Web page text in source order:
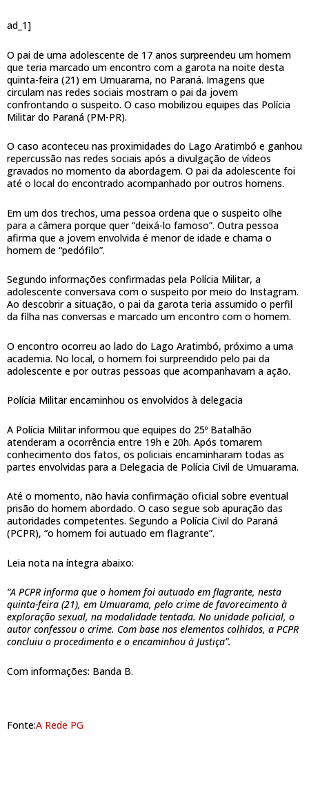
ad_1]
O pai de uma adolescente de 17 anos surpreendeu um homem
que teria marcado um encontro com a garota na noite desta
quinta-feira (21) em Umuarama, no Paraná. Imagens que
circulam nas redes sociais mostram o pai da jovem
confrontando o suspeito. O caso mobilizou equipes das Polícia
Militar do Paraná (PM-PR).
O caso aconteceu nas proximidades do Lago Aratimbó e ganhou
repercussão nas redes sociais após a divulgação de vídeos
gravados no momento da abordagem. O pai da adolescente foi
até o local do encontrado acompanhado por outros homens.
Em um dos trechos, uma pessoa ordena que o suspeito olhe
para a câmera porque quer “deixá-lo famoso”. Outra pessoa
afirma que a jovem envolvida é menor de idade e chama o
homem de “pedófilo”.
Segundo informações confirmadas pela Polícia Militar, a
adolescente conversava com o suspeito por meio do Instagram.
Ao descobrir a situação, o pai da garota teria assumido o perfil
da filha nas conversas e marcado um encontro com o homem.
O encontro ocorreu ao lado do Lago Aratimbó, próximo a uma
academia. No local, o homem foi surpreendido pelo pai da
adolescente e por outras pessoas que acompanhavam a ação.
Polícia Militar encaminhou os envolvidos à delegacia
A Polícia Militar informou que equipes do 25º Batalhão
atenderam a ocorrência entre 19h e 20h. Após tomarem
conhecimento dos fatos, os policiais encaminharam todas as
partes envolvidas para a Delegacia de Polícia Civil de Umuarama.
Até o momento, não havia confirmação oficial sobre eventual
prisão do homem abordado. O caso segue sob apuração das
autoridades competentes. Segundo a Polícia Civil do Paraná
(PCPR), “o homem foi autuado em flagrante”.
Leia nota na íntegra abaixo:
“A PCPR informa que o homem foi autuado em flagrante, nesta
quinta-feira (21), em Umuarama, pelo crime de favorecimento à
exploração sexual, na modalidade tentada. No unidade policial, o
autor confessou o crime. Com base nos elementos colhidos, a PCPR
concluiu o procedimento e o encaminhou à Justiça”.
Com informações: Banda B.
Fonte:A Rede PG